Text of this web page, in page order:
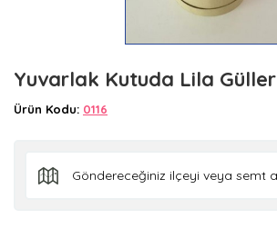
Yuvarlak Kutuda Lila Güller
Ürün Kodu: 0116